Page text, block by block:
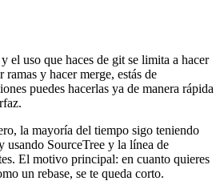
el uso que haces de git se limita a hacer
y hacer merge, estás de
puedes hacerlas ya de manera rápida
la mayoría del tiempo sigo teniendo
usando SourceTree y la línea de
El motivo principal: en cuanto quieres
un rebase, se te queda corto.